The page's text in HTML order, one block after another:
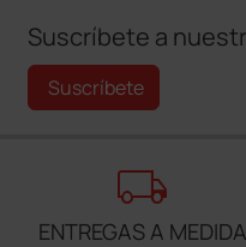
Suscríbete a
Suscríbete
local_shipping
ENTREGAS A MEDIDA